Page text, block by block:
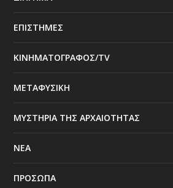
ΕΠΙΣΤΗΜΕΣ
ΚΙΝΗΜΑΤΟΓΡΑΦΟΣ/TV
ΜΕΤΑΦΥΣΙΚΗ
ΜΥΣΤΗΡΙΑ ΤΗΣ ΑΡΧΑΙΟΤΗΤΑΣ
ΝΕΑ
ΠΡΟΣΩΠΑ